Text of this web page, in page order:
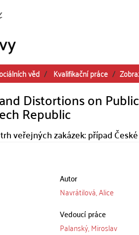
věd Kvalifikační práce
Distortions on
Republic
veřejných zakázek: případ
Autor
Navrátilová, Alice
Vedoucí práce
Palanský, Miroslav